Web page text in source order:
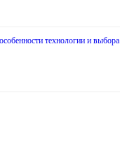
технологии и выбора